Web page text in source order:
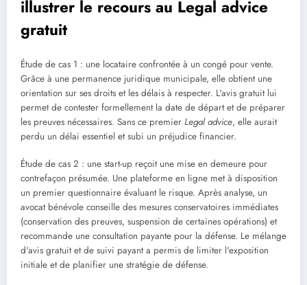
illustrer le recours au Legal advice
gratuit
Étude de cas 1 : une locataire confrontée à un congé pour vente.
Grâce à une permanence juridique municipale, elle obtient une
orientation sur ses droits et les délais à respecter. L'avis gratuit lui
permet de contester formellement la date de départ et de préparer
les preuves nécessaires. Sans ce premier Legal advice, elle aurait
perdu un délai essentiel et subi un préjudice financier.
Étude de cas 2 : une start-up reçoit une mise en demeure pour
contrefaçon présumée. Une plateforme en ligne met à disposition
un premier questionnaire évaluant le risque. Après analyse, un
avocat bénévole conseille des mesures conservatoires immédiates
(conservation des preuves, suspension de certaines opérations) et
recommande une consultation payante pour la défense. Le mélange
d'avis gratuit et de suivi payant a permis de limiter l'exposition
initiale et de planifier une stratégie de défense.